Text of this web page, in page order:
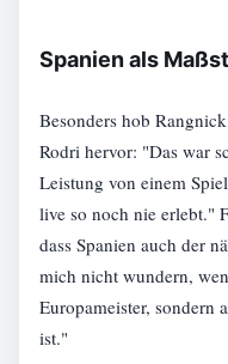
Spanien als
Besonders hob
Rodri hervor: "Das war
Leistung von einem
live so noch nie erlebt."
dass Spanien auch der
mich nicht wundern,
Europameister, sondern
ist."